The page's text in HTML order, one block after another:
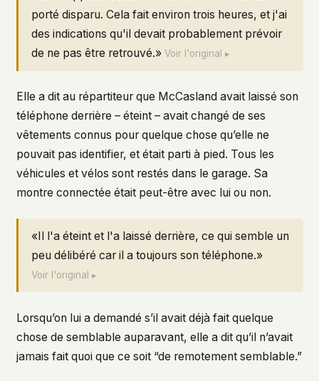
porté disparu. Cela fait environ trois heures, et j'ai
des indications qu'il devait probablement prévoir
de ne pas être retrouvé.»Voir l'original ▸
Elle a dit au répartiteur que McCasland avait laissé son
téléphone derrière – éteint – avait changé de ses
vêtements connus pour quelque chose qu’elle ne
pouvait pas identifier, et était parti à pied. Tous les
véhicules et vélos sont restés dans le garage. Sa
montre connectée était peut-être avec lui ou non.
«Il l'a éteint et l'a laissé derrière, ce qui semble un
peu délibéré car il a toujours son téléphone.»
Voir l'original ▸
Lorsqu’on lui a demandé s’il avait déjà fait quelque
chose de semblable auparavant, elle a dit qu’il n’avait
jamais fait quoi que ce soit “de remotement semblable.”